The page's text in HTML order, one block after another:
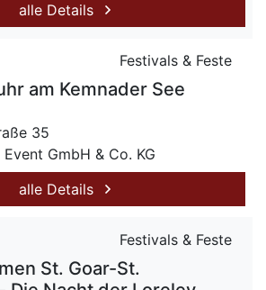
alle Details
Festivals & Feste
am Kemnader See
35
GmbH & Co. KG
alle Details
Festivals & Feste
St. Goar-St.